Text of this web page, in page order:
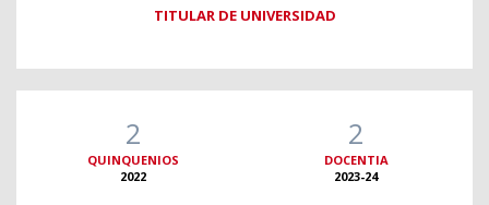
TITULAR DE UNIVERSIDAD
2
QUINQUENIOS
2022
2
DOCENTIA
2023-24